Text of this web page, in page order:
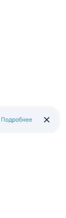
Подробнее